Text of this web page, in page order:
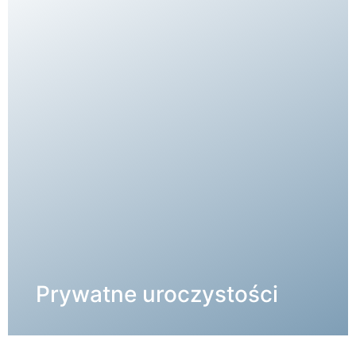
Prywatne uroczystości
SZCZEGÓŁY →